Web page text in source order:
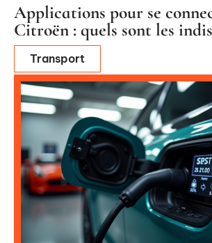
Applications pour se
Citroën : quels sont les
Transport